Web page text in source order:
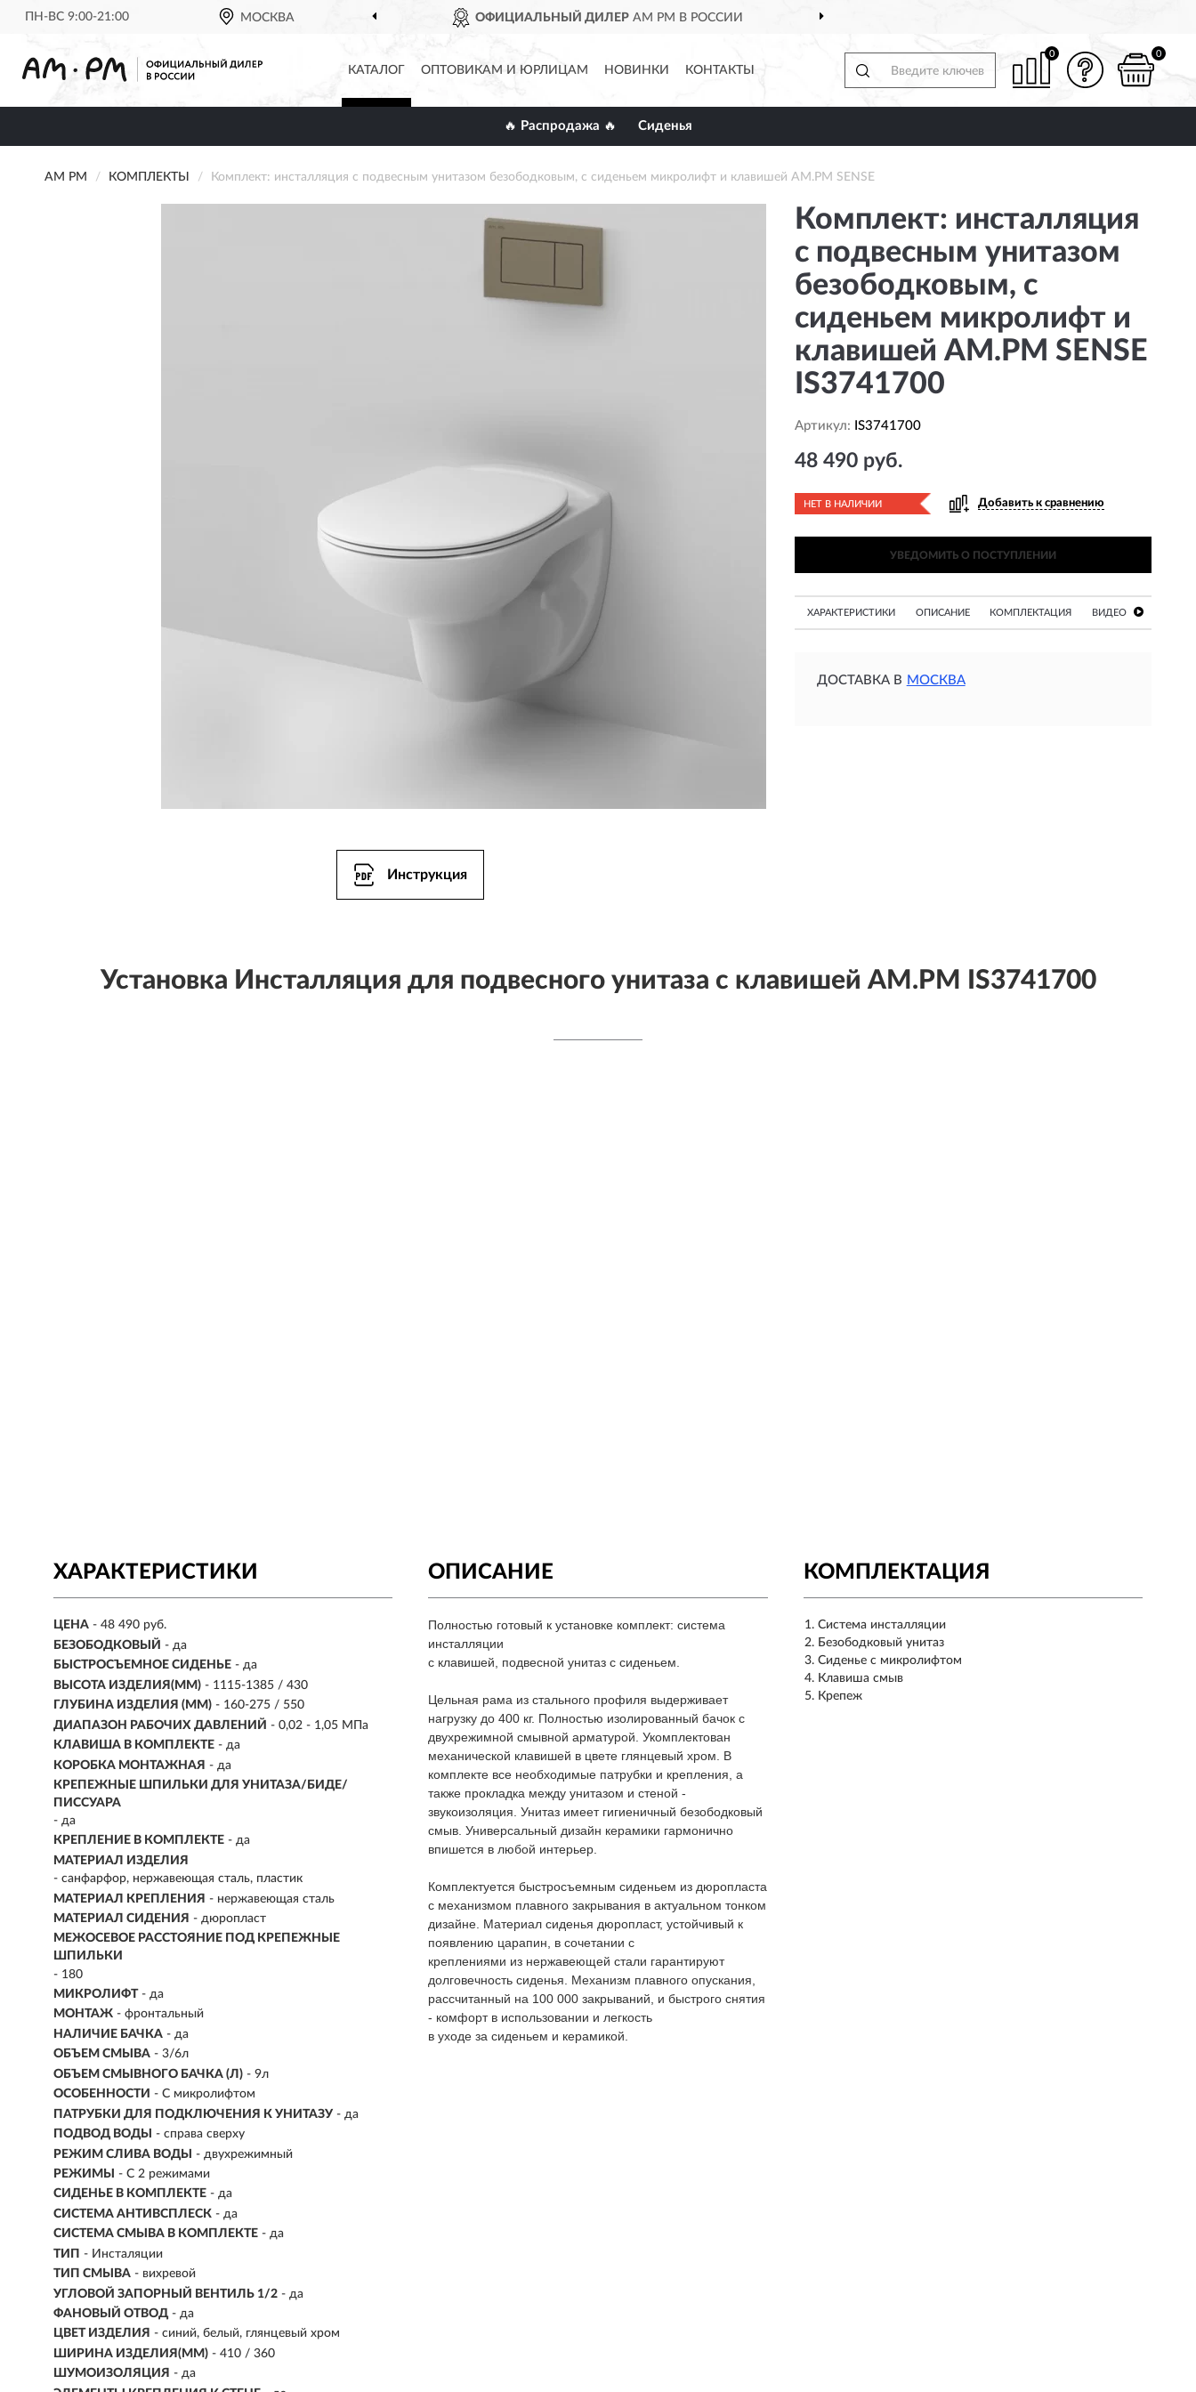
ПН-ВС 9:00-21:00 МОСКВА ОФИЦИАЛЬНЫЙ ДИЛЕР AM PM В РОССИИ
КАТАЛОГ ОПТОВИКАМ И ЮРЛИЦАМ НОВИНКИ КОНТАКТЫ
0 0
🔥 Распродажа 🔥 Сиденья
AM PM КОМПЛЕКТЫ Комплект: инсталляция с подвесным унитазом безободковым, с сиденьем микролифт и клавишей AM.PM SENSE
Инструкция
Комплект: инсталляция
с подвесным унитазом
безободковым, с
сиденьем микролифт и
клавишей AM.PM SENSE
IS3741700
Артикул: IS3741700
48 490 руб.
НЕТ В НАЛИЧИИ Добавить к сравнению
УВЕДОМИТЬ О ПОСТУПЛЕНИИ
ХАРАКТЕРИСТИКИ ОПИСАНИЕ КОМПЛЕКТАЦИЯ ВИДЕО
ДОСТАВКА В МОСКВА
Установка Инсталляция для подвесного унитаза с клавишей AM.PM IS3741700
ХАРАКТЕРИСТИКИ
ЦЕНА - 48 490 руб.
БЕЗОБОДКОВЫЙ - да
БЫСТРОСЪЕМНОЕ СИДЕНЬЕ - да
ВЫСОТА ИЗДЕЛИЯ(ММ) - 1115-1385 / 430
ГЛУБИНА ИЗДЕЛИЯ (ММ) - 160-275 / 550
ДИАПАЗОН РАБОЧИХ ДАВЛЕНИЙ - 0,02 - 1,05 МПа
КЛАВИША В КОМПЛЕКТЕ - да
КОРОБКА МОНТАЖНАЯ - да
КРЕПЕЖНЫЕ ШПИЛЬКИ ДЛЯ УНИТАЗА/БИДЕ/
ПИССУАРА
- да
КРЕПЛЕНИЕ В КОМПЛЕКТЕ - да
МАТЕРИАЛ ИЗДЕЛИЯ
- санфарфор, нержавеющая сталь, пластик
МАТЕРИАЛ КРЕПЛЕНИЯ - нержавеющая сталь
МАТЕРИАЛ СИДЕНИЯ - дюропласт
МЕЖОСЕВОЕ РАССТОЯНИЕ ПОД КРЕПЕЖНЫЕ
ШПИЛЬКИ
- 180
МИКРОЛИФТ - да
МОНТАЖ - фронтальный
НАЛИЧИЕ БАЧКА - да
ОБЪЕМ СМЫВА - 3/6л
ОБЪЕМ СМЫВНОГО БАЧКА (Л) - 9л
ОСОБЕННОСТИ - С микролифтом
ПАТРУБКИ ДЛЯ ПОДКЛЮЧЕНИЯ К УНИТАЗУ - да
ПОДВОД ВОДЫ
- справа сверху
РЕЖИМ СЛИВА ВОДЫ
- двухрежимный
РЕЖИМЫ
- С 2 режимами
СИДЕНЬЕ В КОМПЛЕКТЕ - да
СИСТЕМА АНТИВСПЛЕСК - да
СИСТЕМА СМЫВА В КОМПЛЕКТЕ - да
ТИП - Инсталяции
ТИП СМЫВА - вихревой
УГЛОВОЙ ЗАПОРНЫЙ ВЕНТИЛЬ 1/2 - да
ФАНОВЫЙ ОТВОД - да
ЦВЕТ ИЗДЕЛИЯ - синий, белый, глянцевый хром
ШИРИНА ИЗДЕЛИЯ(ММ) - 410 / 360
ШУМОИЗОЛЯЦИЯ - да
КОМПЛЕКТАЦИЯ
Система инсталляции
Безободковый унитаз
Сиденье с микролифтом
Клавиша смыв
Крепеж
ОПИСАНИЕ
Полностью готовый к установке комплект: система
инсталляции
с клавишей, подвесной унитаз с сиденьем.
Цельная рама из стального профиля выдерживает
нагрузку до 400 кг. Полностью изолированный бачок с
двухрежимной смывной арматурой. Укомплектован
механической клавишей в цвете глянцевый хром. В
комплекте все необходимые патрубки и крепления, а
также прокладка между унитазом и стеной -
звукоизоляция. Унитаз имеет гигиеничный безободковый
смыв. Универсальный дизайн керамики гармонично
впишется в любой интерьер.
Комплектуется быстросъемным сиденьем из дюропласта
с механизмом плавного закрывания в актуальном тонком
дизайне. Материал сиденья дюропласт, устойчивый к
появлению царапин, в сочетании с
креплениями из нержавеющей стали гарантируют
долговечность сиденья. Механизм плавного опускания,
рассчитанный на 100 000 закрываний, и быстрого снятия
- комфорт в использовании и легкость
в уходе за сиденьем и керамикой.